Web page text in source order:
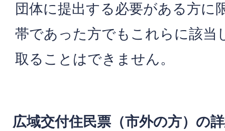
団体に提出する必要がある方に
帯であった方でもこれらに該当
取ることはできません。
広域交付住民票（市外の方）の